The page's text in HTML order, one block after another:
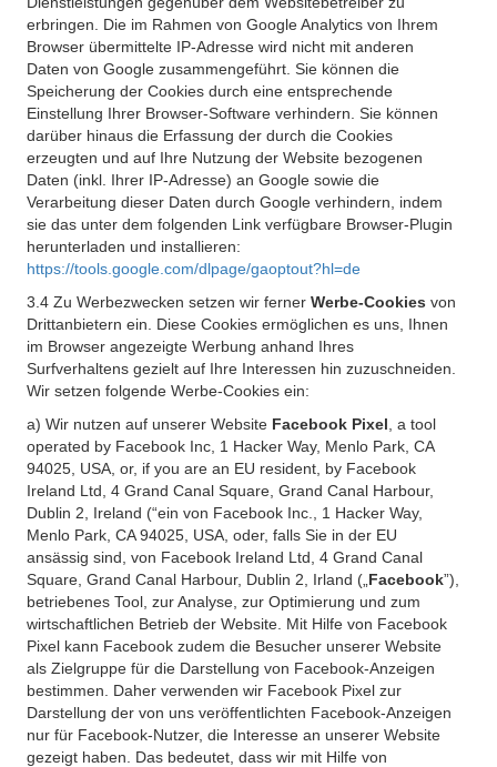
erbringen. Die im Rahmen von Google Analytics von Ihrem
Browser übermittelte IP-Adresse wird nicht mit anderen
Daten von Google zusammengeführt. Sie können die
Speicherung der Cookies durch eine entsprechende
Einstellung Ihrer Browser-Software verhindern. Sie können
darüber hinaus die Erfassung der durch die Cookies
erzeugten und auf Ihre Nutzung der Website bezogenen
Daten (inkl. Ihrer IP-Adresse) an Google sowie die
Verarbeitung dieser Daten durch Google verhindern, indem
sie das unter dem folgenden Link verfügbare Browser-Plugin
herunterladen und installieren:
https://tools.google.com/dlpage/gaoptout?hl=de
3.4 Zu Werbezwecken setzen wir ferner Werbe-Cookies von
Drittanbietern ein. Diese Cookies ermöglichen es uns, Ihnen
im Browser angezeigte Werbung anhand Ihres
Surfverhaltens gezielt auf Ihre Interessen hin zuzuschneiden.
Wir setzen folgende Werbe-Cookies ein:
a) Wir nutzen auf unserer Website Facebook Pixel , a tool
operated by Facebook Inc, 1 Hacker Way, Menlo Park, CA
94025, USA, or, if you are an EU resident, by Facebook
Ireland Ltd, 4 Grand Canal Square, Grand Canal Harbour,
Dublin 2, Ireland (“ein von Facebook Inc., 1 Hacker Way,
Menlo Park, CA 94025, USA, oder, falls Sie in der EU
ansässig sind, von Facebook Ireland Ltd, 4 Grand Canal
Square, Grand Canal Harbour, Dublin 2, Irland („ Facebook”),
betriebenes Tool, zur Analyse, zur Optimierung und zum
wirtschaftlichen Betrieb der Website. Mit Hilfe von Facebook
Pixel kann Facebook zudem die Besucher unserer Website
als Zielgruppe für die Darstellung von Facebook-Anzeigen
bestimmen. Daher verwenden wir Facebook Pixel zur
Darstellung der von uns veröffentlichten Facebook-Anzeigen
nur für Facebook-Nutzer, die Interesse an unserer Website
gezeigt haben. Das bedeutet, dass wir mit Hilfe von